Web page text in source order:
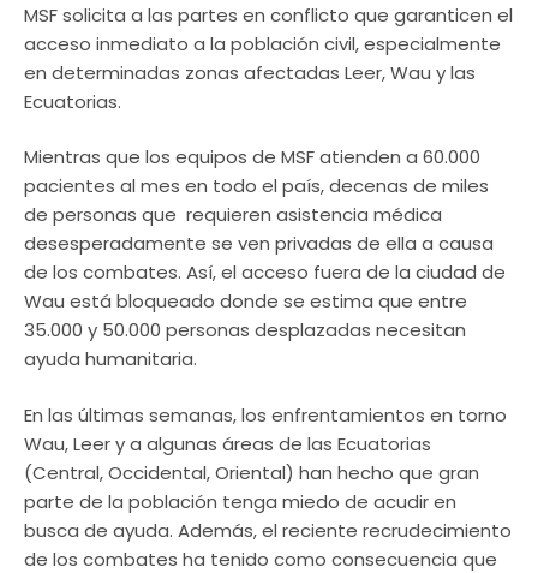
MSF solicita a las partes en conflicto que garanticen el
acceso inmediato a la población civil, especialmente
en determinadas zonas afectadas Leer, Wau y las
Ecuatorias.
Mientras que los equipos de MSF atienden a 60.000
pacientes al mes en todo el país, decenas de miles
de personas que requieren asistencia médica
desesperadamente se ven privadas de ella a causa
de los combates. Así, el acceso fuera de la ciudad de
Wau está bloqueado donde se estima que entre
35.000 y 50.000 personas desplazadas necesitan
ayuda humanitaria.
En las últimas semanas, los enfrentamientos en torno
Wau, Leer y a algunas áreas de las Ecuatorias
(Central, Occidental, Oriental) han hecho que gran
parte de la población tenga miedo de acudir en
busca de ayuda. Además, el reciente recrudecimiento
de los combates ha tenido como consecuencia que